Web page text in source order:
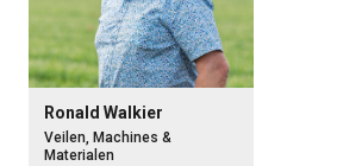
Ronald Walkier
Veilen, Machines &
Materialen